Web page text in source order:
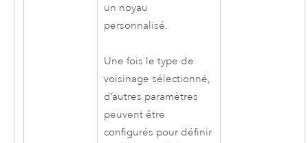
un noyau
personnalisé.
Une fois le type de
voisinage sélectionné,
d’autres paramètres
peuvent être
configurés pour définir